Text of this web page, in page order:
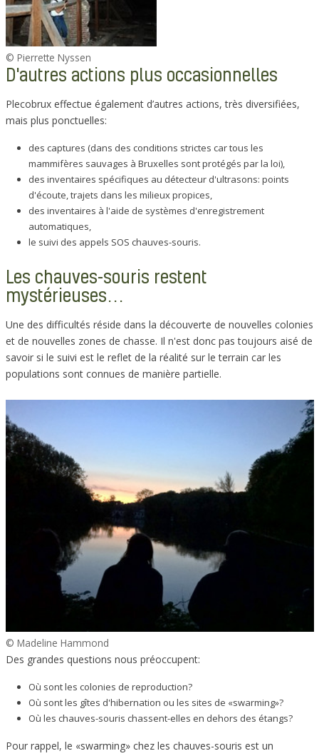
© Pierrette Nyssen
D'autres actions plus occasionnelles
Plecobrux effectue également d’autres actions, très diversifiées,
mais plus ponctuelles:
des captures (dans des conditions strictes car tous les
mammifères sauvages à Bruxelles sont protégés par la loi),
des inventaires spécifiques au détecteur d'ultrasons: points
d'écoute, trajets dans les milieux propices,
des inventaires à l'aide de systèmes d'enregistrement
automatiques,
le suivi des appels SOS chauves-souris.
Les chauves-souris restent
mystérieuses…
Une des difficultés réside dans la découverte de nouvelles colonies
et de nouvelles zones de chasse. Il n'est donc pas toujours aisé de
savoir si le suivi est le reflet de la réalité sur le terrain car les
populations sont connues de manière partielle.
© Madeline Hammond
Des grandes questions nous préoccupent:
Où sont les colonies de reproduction?
Où sont les gîtes d'hibernation ou les sites de «swarming»?
Où les chauves-souris chassent-elles en dehors des étangs?
Pour rappel, le «swarming» chez les chauves-souris est un